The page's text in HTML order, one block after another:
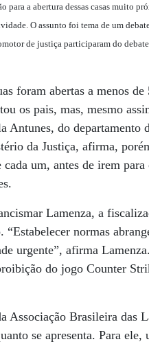
para a abertura dessas casas muito
O assunto foi tema de um
de justiça participaram do
foram abertas a menos
os pais, mas, mesmo
Antunes, do departamento
da Justiça, afirma,
um, antes de irem
Lamenza, a
normas
urgente”, afirma
do jogo Counter
Associação Brasileira das
se apresenta. Para